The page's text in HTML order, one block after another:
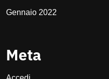
Gennaio 2022
Meta